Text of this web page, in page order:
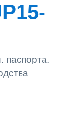
паспорта,